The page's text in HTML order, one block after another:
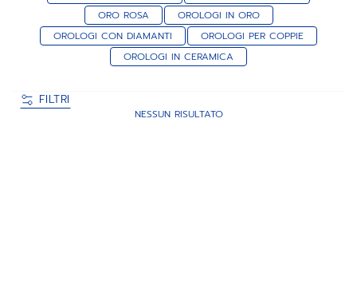
ORO ROSA
OROLOGI IN ORO
OROLOGI CON DIAMANTI
OROLOGI PER COPPIE
OROLOGI IN CERAMICA
FILTRI
NESSUN RISULTATO